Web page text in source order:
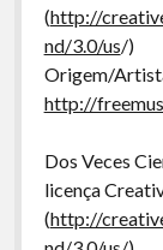
(http://
nd/3.0/us/)
Origem/
http://
Dos Veces
licença
(http://